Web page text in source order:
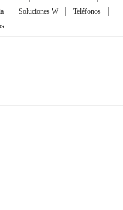
Soluciones W
Teléfonos